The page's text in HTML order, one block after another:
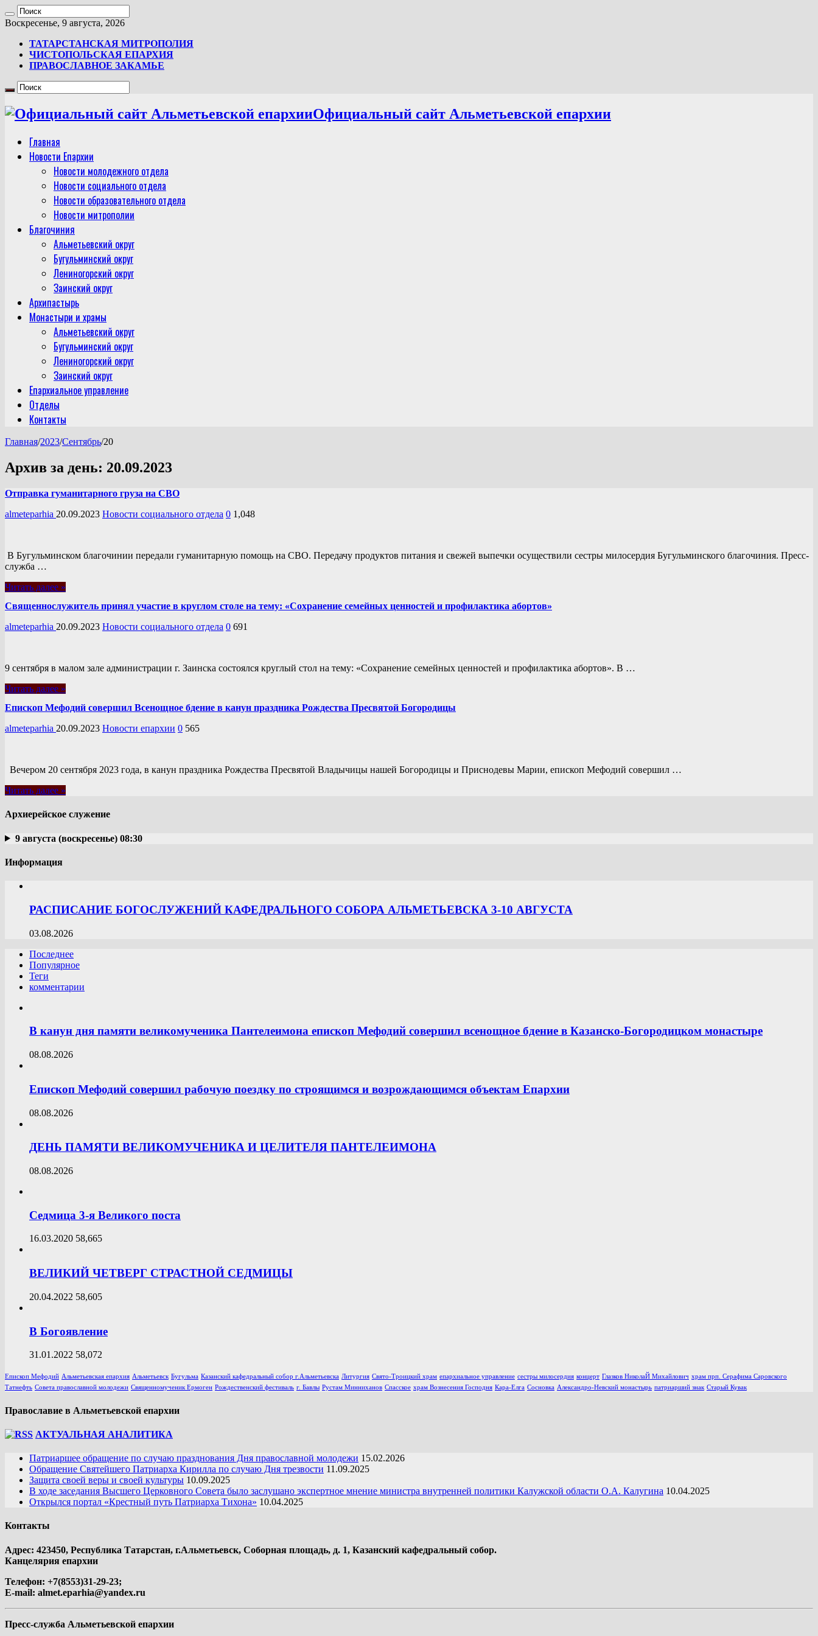
Воскресенье, 9 августа, 2026
ТАТАРСТАНСКАЯ МИТРОПОЛИЯ
ЧИСТОПОЛЬСКАЯ ЕПАРХИЯ
ПРАВОСЛАВНОЕ ЗАКАМЬЕ
Официальный сайт Альметьевской епархии
Главная
Новости Епархии
Новости молодежного отдела
Новости социального отдела
Новости образовательного отдела
Новости митрополии
Благочиния
Альметьевский округ
Бугульминский округ
Лениногорский округ
Заинский округ
Архипастырь
Монастыри и храмы
Альметьевский округ
Бугульминский округ
Лениногорский округ
Заинский округ
Епархиальное управление
Отделы
Контакты
Главная/2023/Сентябрь/20
Архив за день: 20.09.2023
Отправка гуманитарного груза на СВО
almeteparhia 20.09.2023 Новости социального отдела 0 1,048
В Бугульминском благочинии передали гуманитарную помощь на СВО. Передачу продуктов питания и свежей выпечки осуществили сестры милосердия Бугульминского благочиния. Пресс-
служба …
Читать далее »
Священнослужитель принял участие в круглом столе на тему: «Сохранение семейных ценностей и профилактика абортов»
almeteparhia 20.09.2023 Новости социального отдела 0 691
9 сентября в малом зале администрации г. Заинска состоялся круглый стол на тему: «Сохранение семейных ценностей и профилактика абортов». В …
Читать далее »
Епископ Мефодий совершил Всенощное бдение в канун праздника Рождества Пресвятой Богородицы
almeteparhia 20.09.2023 Новости епархии 0 565
Вечером 20 сентября 2023 года, в канун праздника Рождества Пресвятой Владычицы нашей Богородицы и Приснодевы Марии, епископ Мефодий совершил …
Читать далее »
Архиерейское служение
9 августа (воскресенье) 08:30
Информация
РАСПИСАНИЕ БОГОСЛУЖЕНИЙ КАФЕДРАЛЬНОГО СОБОРА АЛЬМЕТЬЕВСКА 3-10 АВГУСТА
03.08.2026
Последнее
Популярное
Теги
комментарии
В канун дня памяти великомученика Пантелеимона епископ Мефодий совершил всенощное бдение в Казанско-Богородицком монастыре
08.08.2026
Епископ Мефодий совершил рабочую поездку по строящимся и возрождающимся объектам Епархии
08.08.2026
ДЕНЬ ПАМЯТИ ВЕЛИКОМУЧЕНИКА И ЦЕЛИТЕЛЯ ПАНТЕЛЕИМОНА
08.08.2026
Седмица 3-я Великого поста
16.03.2020 58,665
ВЕЛИКИЙ ЧЕТВЕРГ СТРАСТНОЙ СЕДМИЦЫ
20.04.2022 58,605
В Богоявление
31.01.2022 58,072
Епископ Мефодий Альметьевская епархия Альметьевск Бугульма Казанский кафедральный собор г.Альметьевска Литургия Свято-Троицкий храм епархиальное управление сестры милосердия концерт Глазков НиколаЙ Михайлович храм прп. Серафима Саровского
Татнефть Совета православной молодежи Священномученик Ермоген Рождественский фестиваль г. Бавлы Рустам Минниханов Спасское храм Вознесения Господня Кара-Елга Сосновка Александро-Невский монастырь патриарший знак Старый Кувак
Православие в Альметьевской епархии
АКТУАЛЬНАЯ АНАЛИТИКА
Патриаршее обращение по случаю празднования Дня православной молодежи 15.02.2026
Обращение Святейшего Патриарха Кирилла по случаю Дня трезвости 11.09.2025
Защита своей веры и своей культуры 10.09.2025
В ходе заседания Высшего Церковного Совета было заслушано экспертное мнение министра внутренней политики Калужской области О.А. Калугина 10.04.2025
Открылся портал «Крестный путь Патриарха Тихона» 10.04.2025
Контакты
Адрес: 423450, Республика Татарстан, г.Альметьевск, Соборная площадь, д. 1, Казанский кафедральный собор.
Канцелярия епархии
Телефон: +7(8553)31-29-23;
E-mail: almet.eparhia@yandex.ru
Пресс-служба Альметьевской епархии